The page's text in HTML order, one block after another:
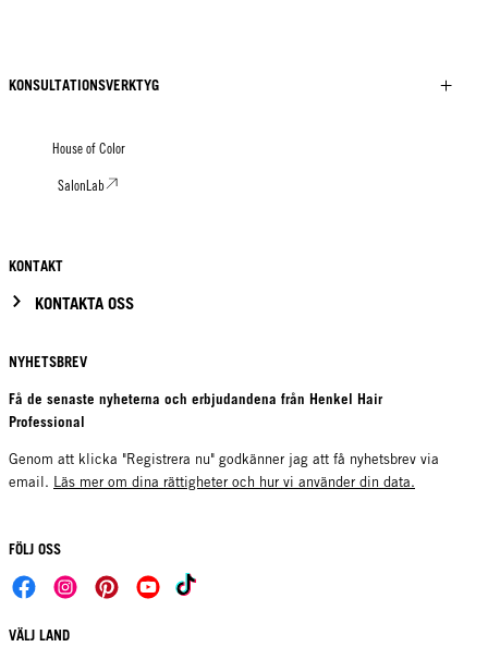
KONSULTATIONSVERKTYG
House of Color
SalonLab
KONTAKT
KONTAKTA OSS
NYHETSBREV
Få de senaste nyheterna och erbjudandena från Henkel Hair
Professional
Genom att klicka "Registrera nu" godkänner jag att få nyhetsbrev via
email.
Läs mer om dina rättigheter och hur vi använder din data.
FÖLJ OSS
VÄLJ LAND